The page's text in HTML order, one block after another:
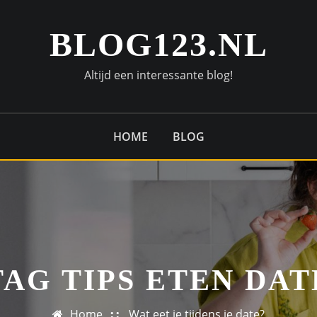
BLOG123.NL
Altijd een interessante blog!
HOME BLOG
TIPS ETEN